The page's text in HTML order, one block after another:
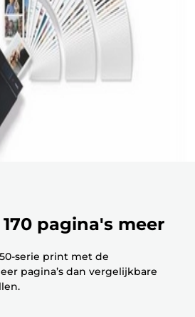
pagina's meer
serie print met de
pagina’s dan vergelijkbare